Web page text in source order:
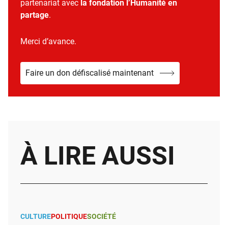
partenariat avec la fondation l’Humanité en
partage.
Merci d’avance.
Faire un don défiscalisé maintenant
À LIRE AUSSI
CULTUREPOLITIQUESOCIÉTÉ